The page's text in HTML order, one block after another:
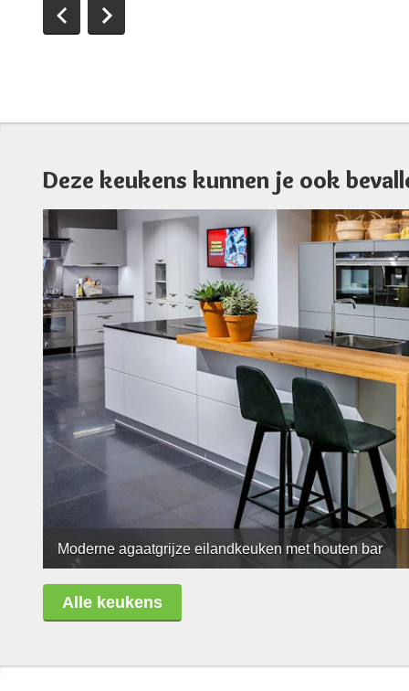
Deze keukens kunnen je ook
Moderne agaatgrijze eilandkeuken met houten bar
Alle keukens